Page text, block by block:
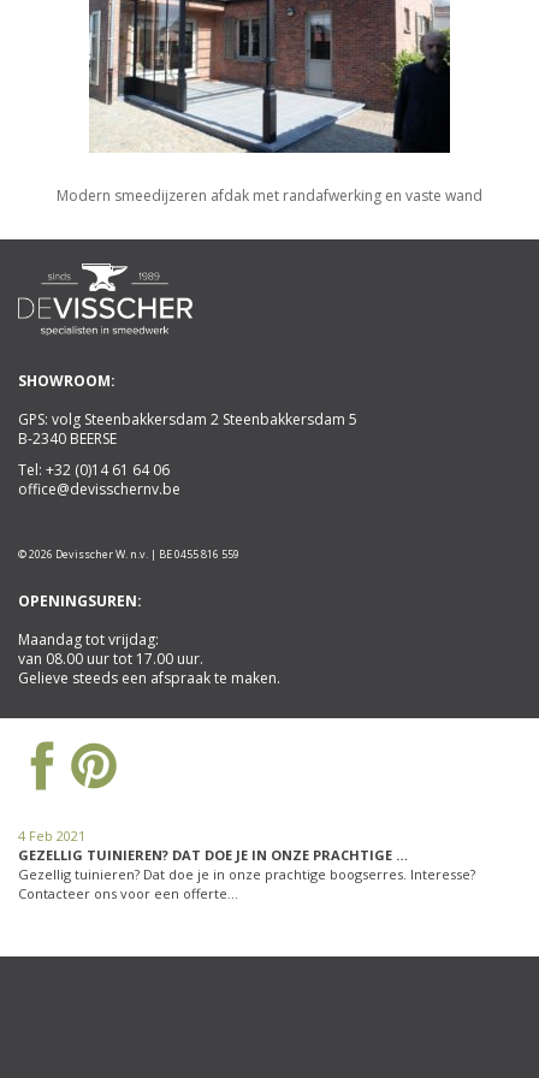
Modern smeedijzeren afdak met randafwerking en vaste wand
SHOWROOM:
GPS: volg Steenbakkersdam 2 Steenbakkersdam 5
B-2340 BEERSE
Tel: +32 (0)14 61 64 06
office@devisschernv.be
© 2026 Devisscher W. n.v. | BE 0455 816 559
OPENINGSUREN:
Maandag tot vrijdag:
van 08.00 uur tot 17.00 uur.
Gelieve steeds een afspraak te maken.
4 Feb 2021
GEZELLIG TUINIEREN? DAT DOE JE IN ONZE PRACHTIGE …
Gezellig tuinieren? Dat doe je in onze prachtige boogserres. Interesse?
Contacteer ons voor een offerte…